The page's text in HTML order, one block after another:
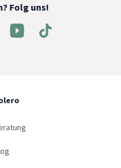
Folg uns!